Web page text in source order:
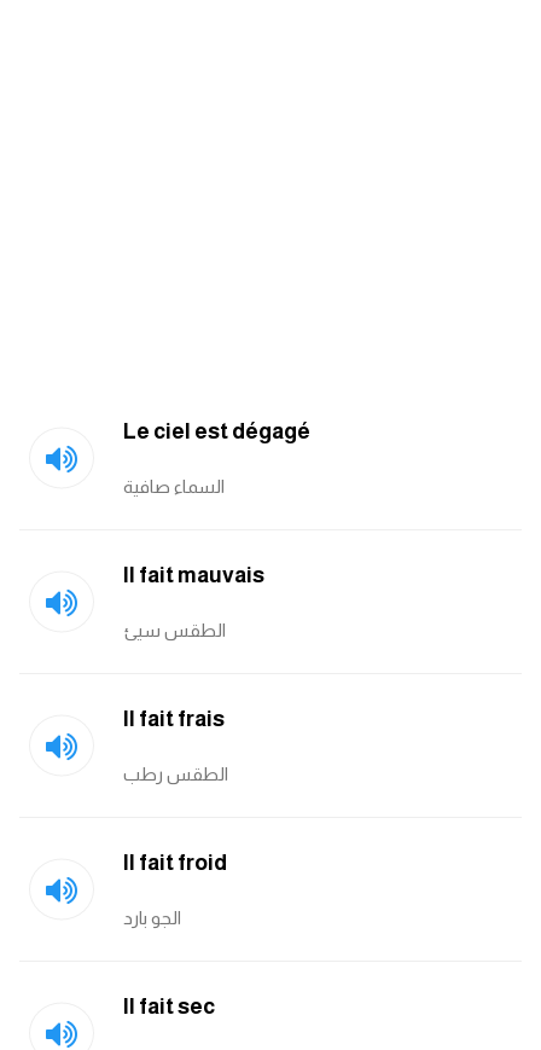
Le ciel est dégagé
السماء صافية
Il fait mauvais
الطقس سيئ
Il fait frais
الطقس رطب
Il fait froid
الجو بارد
Il fait sec